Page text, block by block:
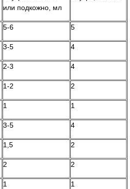
или подкожно, мл
5-6 5
3-5 4
2-3 4
1-2 2
1 1
3-5 4
1,5 2
2 2
1 1